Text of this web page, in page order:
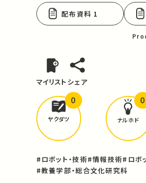
配布資料 1
マイリスト シェア
どんな学びがあり
ヤクダツ
0
ナルホド
0
#ロボット・技術#情報技術#ロボ
#教養学部・総合文化研究科